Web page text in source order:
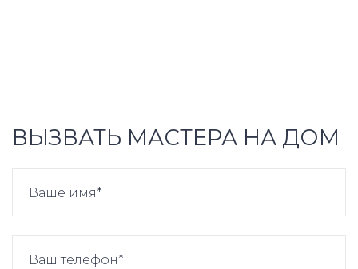
ВЫЗВАТЬ МАСТЕРА НА ДОМ